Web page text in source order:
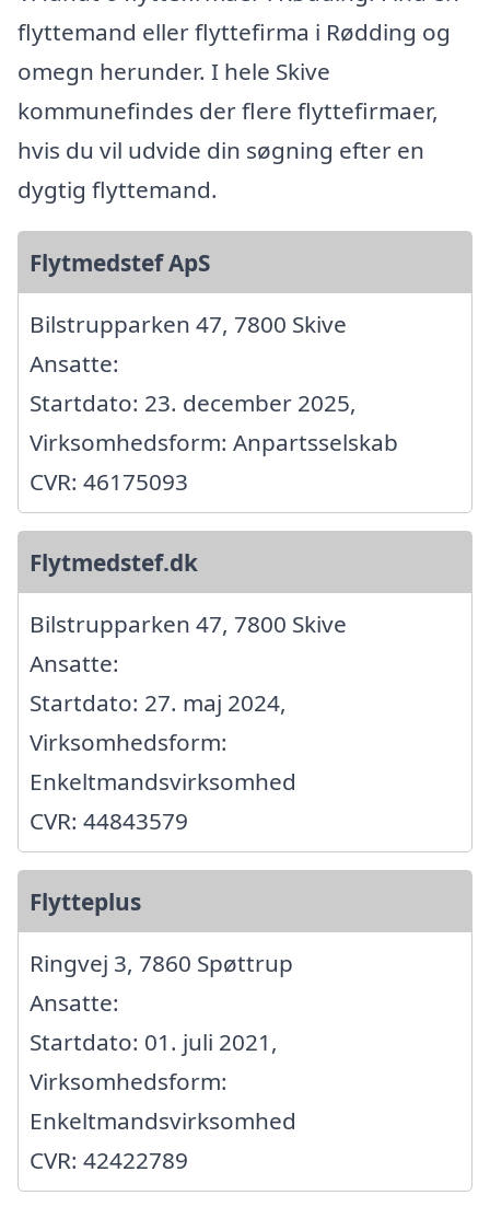
flyttemand eller flyttefirma i Rødding og
omegn herunder. I hele Skive
kommunefindes der flere flyttefirmaer,
hvis du vil udvide din søgning efter en
dygtig flyttemand.
Flytmedstef ApS
Bilstrupparken 47, 7800 Skive
Ansatte:
Startdato: 23. december 2025,
Virksomhedsform: Anpartsselskab
CVR: 46175093
Flytmedstef.dk
Bilstrupparken 47, 7800 Skive
Ansatte:
Startdato: 27. maj 2024,
Virksomhedsform:
Enkeltmandsvirksomhed
CVR: 44843579
Flytteplus
Ringvej 3, 7860 Spøttrup
Ansatte:
Startdato: 01. juli 2021,
Virksomhedsform:
Enkeltmandsvirksomhed
CVR: 42422789